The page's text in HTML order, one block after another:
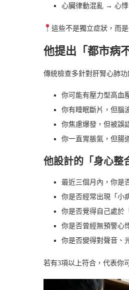
心臟律動混亂 → 心
這些不是獨立症狀，而
他提出「都市病
傳統檢查多針對肝腎心肺功
你可能有壓力型高血
你有睡眠斷片，但腦
你焦慮爆發，但被誤
你一直胃脹氣，但腸
他設計的「身心整
最近三個月內，你是
你是否經常出現「小
你是否覺得自己處於
你是否曾經無預警心
你是否變得對聲音、
若有3項以上符合，代表你